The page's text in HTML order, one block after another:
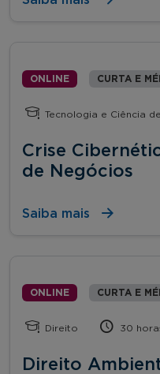
ONLINE CURTA E
Tecnologia e Ciência
Crise
de Negócios
Saiba mais
ONLINE CURTA E
Direito 30
Direito